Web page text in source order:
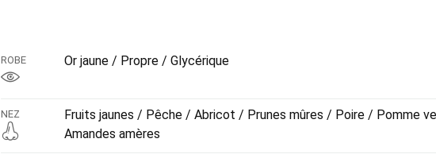
ROBE Or jaune / Propre / Glycérique
NEZ
Fruits jaunes / Pêche / Abricot / Prunes mûres / Poire / Pomme
Amandes amères